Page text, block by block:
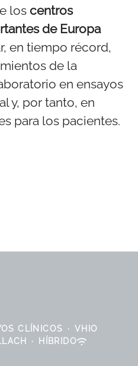
los centros
de Europa
en tiempo récord,
de la
en ensayos
y, por tanto, en
para los pacientes.
CLÍNICOS ·
VHIO
· HÍBRIDO